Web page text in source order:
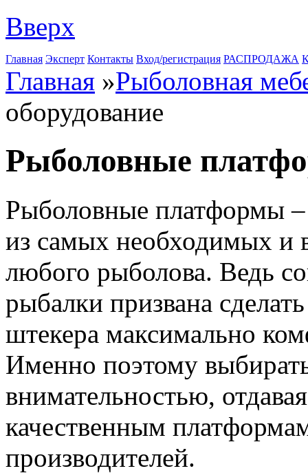
Вверх
Главная Эксперт Контакты Вход/регистрация РАСПРОДАЖА
Главная »Рыболовная
оборудование
Рыболовные
Рыболовные платформы –
из самых необходимых и
любого рыболова. Ведь
рыбалки призвана
штекера максимально
Именно поэтому
внимательностью,
качественным
производителей.